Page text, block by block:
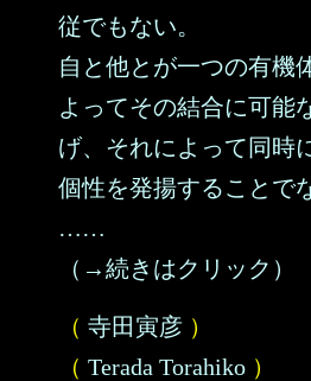
従でもない。
自と他とが一つの有機
よってその結合に可能
げ、それによって同時
個性を発揚することで
……
（→続きはクリック）
（ 寺田寅彦 ）
（ Terada Torahiko ）